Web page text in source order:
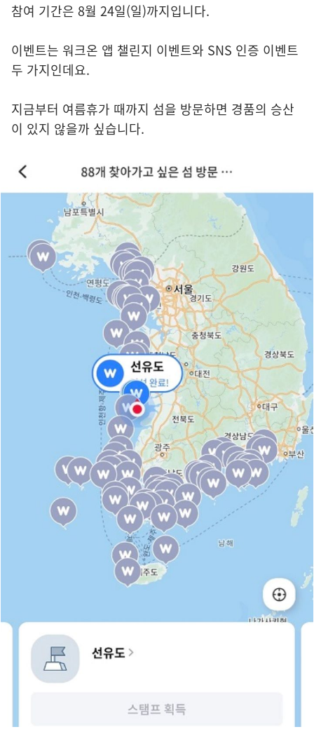
참여 기간은 8월 24일(일)까지입니다.
이벤트는 워크온 앱 챌린지 이벤트와 SNS 인증 이벤트
두 가지인데요.
지금부터 여름휴가 때까지 섬을 방문하면 경품의 승산
이 있지 않을까 싶습니다.